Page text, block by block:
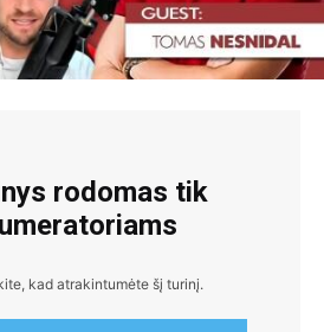
rodomas tik
kad atrakintumėte šį turinį.